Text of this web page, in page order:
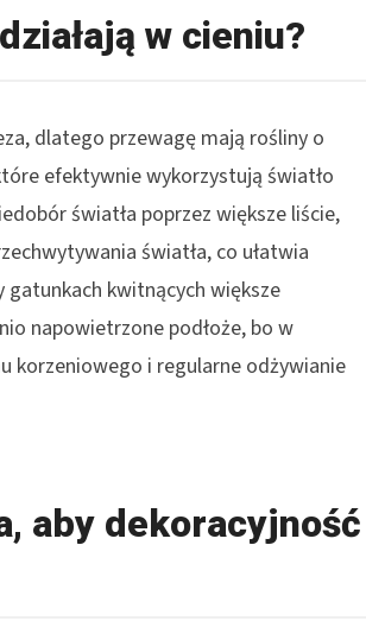
w cieniu?
dlatego przewagę mają rośliny o
efektywnie wykorzystują światło
światła poprzez większe liście,
światła, co ułatwia
kwitnących większe
napowietrzone podłoże, bo w
korzeniowego i regularne odżywianie
aby dekoracyjność